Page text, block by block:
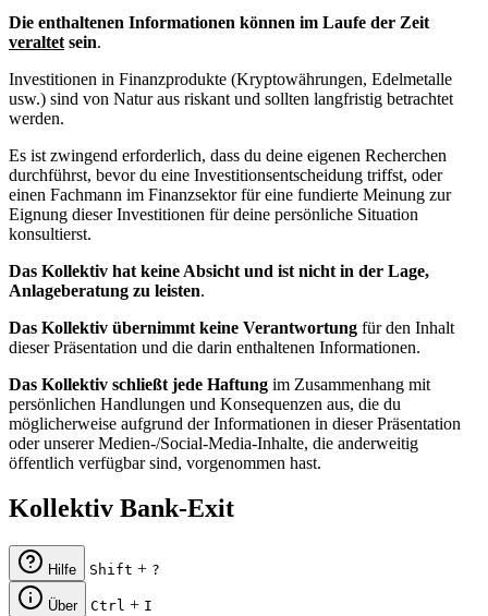
Die enthaltenen Informationen können im Laufe der Zeit
veraltet sein.
Investitionen in Finanzprodukte (Kryptowährungen, Edelmetalle
usw.) sind von Natur aus riskant und sollten langfristig betrachtet
werden.
Es ist zwingend erforderlich, dass du deine eigenen Recherchen
durchführst, bevor du eine Investitionsentscheidung triffst, oder
einen Fachmann im Finanzsektor für eine fundierte Meinung zur
Eignung dieser Investitionen für deine persönliche Situation
konsultierst.
Das Kollektiv hat keine Absicht und ist nicht in der Lage,
Anlageberatung zu leisten.
Das Kollektiv übernimmt keine Verantwortung für den Inhalt
dieser Präsentation und die darin enthaltenen Informationen.
Das Kollektiv schließt jede Haftung im Zusammenhang mit
persönlichen Handlungen und Konsequenzen aus, die du
möglicherweise aufgrund der Informationen in dieser Präsentation
oder unserer Medien-/Social-Media-Inhalte, die anderweitig
öffentlich verfügbar sind, vorgenommen hast.
Kollektiv Bank-Exit
Hilfe Shift + ?
Über Ctrl + I